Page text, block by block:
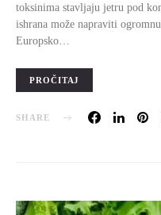
toksinima stavljaju jetru pod
ishrana može napraviti
Europsko…
PROČITAJ
SHARE